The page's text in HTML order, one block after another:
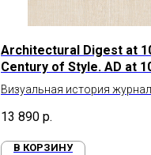
Architectural Digest at
Century of Style. AD at
Визуальная история
13 890 р.
В КОРЗИНУ